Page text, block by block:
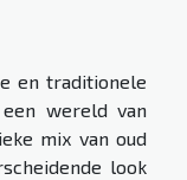
en traditionele
wereld van
mix van oud
look